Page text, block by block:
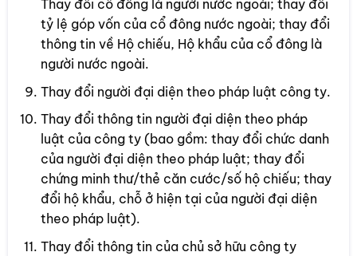
Thay đổi cổ đông là người nước ngoài; thay đổi
tỷ lệ góp vốn của cổ đông nước ngoài; thay đổi
thông tin về Hộ chiếu, Hộ khẩu của cổ đông là
người nước ngoài.
Thay đổi người đại diện theo pháp luật công ty.
Thay đổi thông tin người đại diện theo pháp
luật của công ty (bao gồm: thay đổi chức danh
của người đại diện theo pháp luật; thay đổi
chứng minh thư/thẻ căn cước/số hộ chiếu; thay
đổi hộ khẩu, chỗ ở hiện tại của người đại diện
theo pháp luật).
Thay đổi thông tin của chủ sở hữu công ty